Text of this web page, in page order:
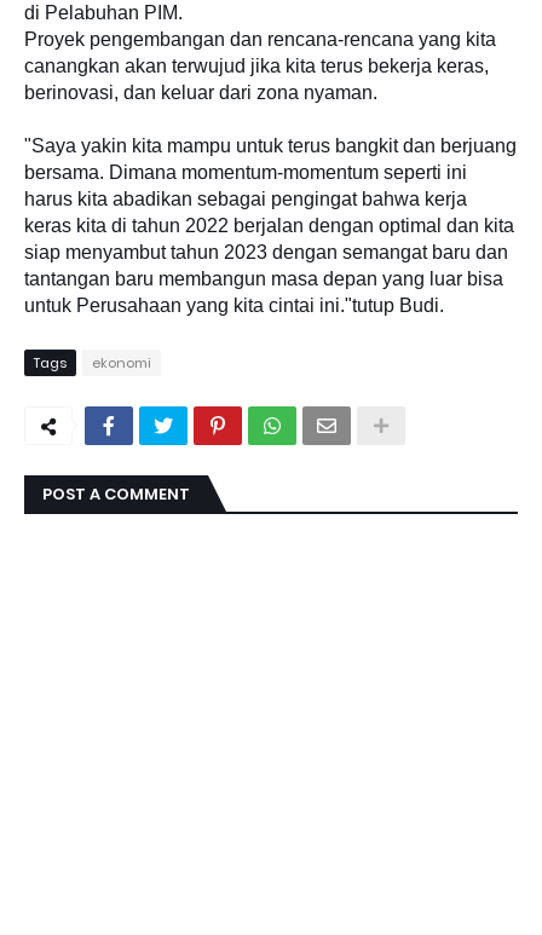
di Pelabuhan PIM.
Proyek pengembangan dan rencana-rencana yang kita
canangkan akan terwujud jika kita terus bekerja keras,
berinovasi, dan keluar dari zona nyaman.
"Saya yakin kita mampu untuk terus bangkit dan berjuang
bersama. Dimana momentum-momentum seperti ini
harus kita abadikan sebagai pengingat bahwa kerja
keras kita di tahun 2022 berjalan dengan optimal dan kita
siap menyambut tahun 2023 dengan semangat baru dan
tantangan baru membangun masa depan yang luar bisa
untuk Perusahaan yang kita cintai ini."tutup Budi.
Tags ekonomi
POST A COMMENT